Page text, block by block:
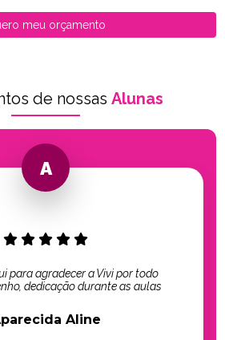
meu orçamento
de nossas Alunas
para agradecer a Vivi por todo
dedicação durante as aulas
Aline